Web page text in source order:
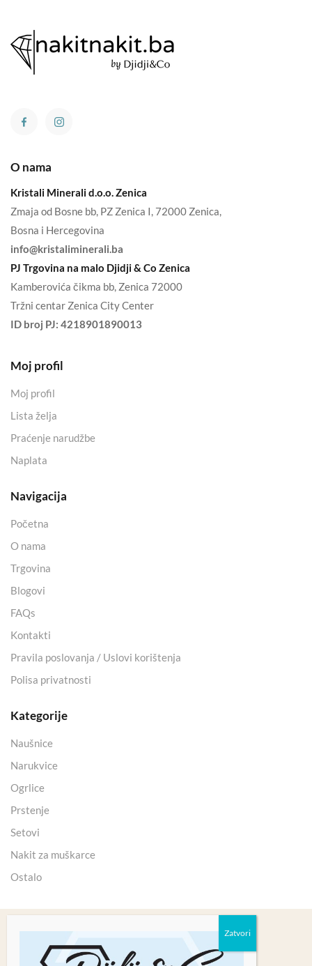
O nama
Kristali Minerali d.o.o. Zenica
Zmaja od Bosne bb, PZ Zenica I, 72000 Zenica,
Bosna i Hercegovina
info@kristaliminerali.ba
PJ Trgovina na malo Djidji & Co Zenica
Kamberovića čikma bb, Zenica 72000
Tržni centar Zenica City Center
ID broj PJ: 4218901890013
Moj profil
Moj profil
Lista želja
Praćenje narudžbe
Naplata
Navigacija
Početna
O nama
Trgovina
Blogovi
FAQs
Kontakti
Pravila poslovanja / Uslovi korištenja
Polisa privatnosti
Kategorije
Naušnice
Narukvice
Ogrlice
Prstenje
Setovi
Nakit za muškarce
Ostalo
Copyright 2025 © Kristali Minerali d.o.o